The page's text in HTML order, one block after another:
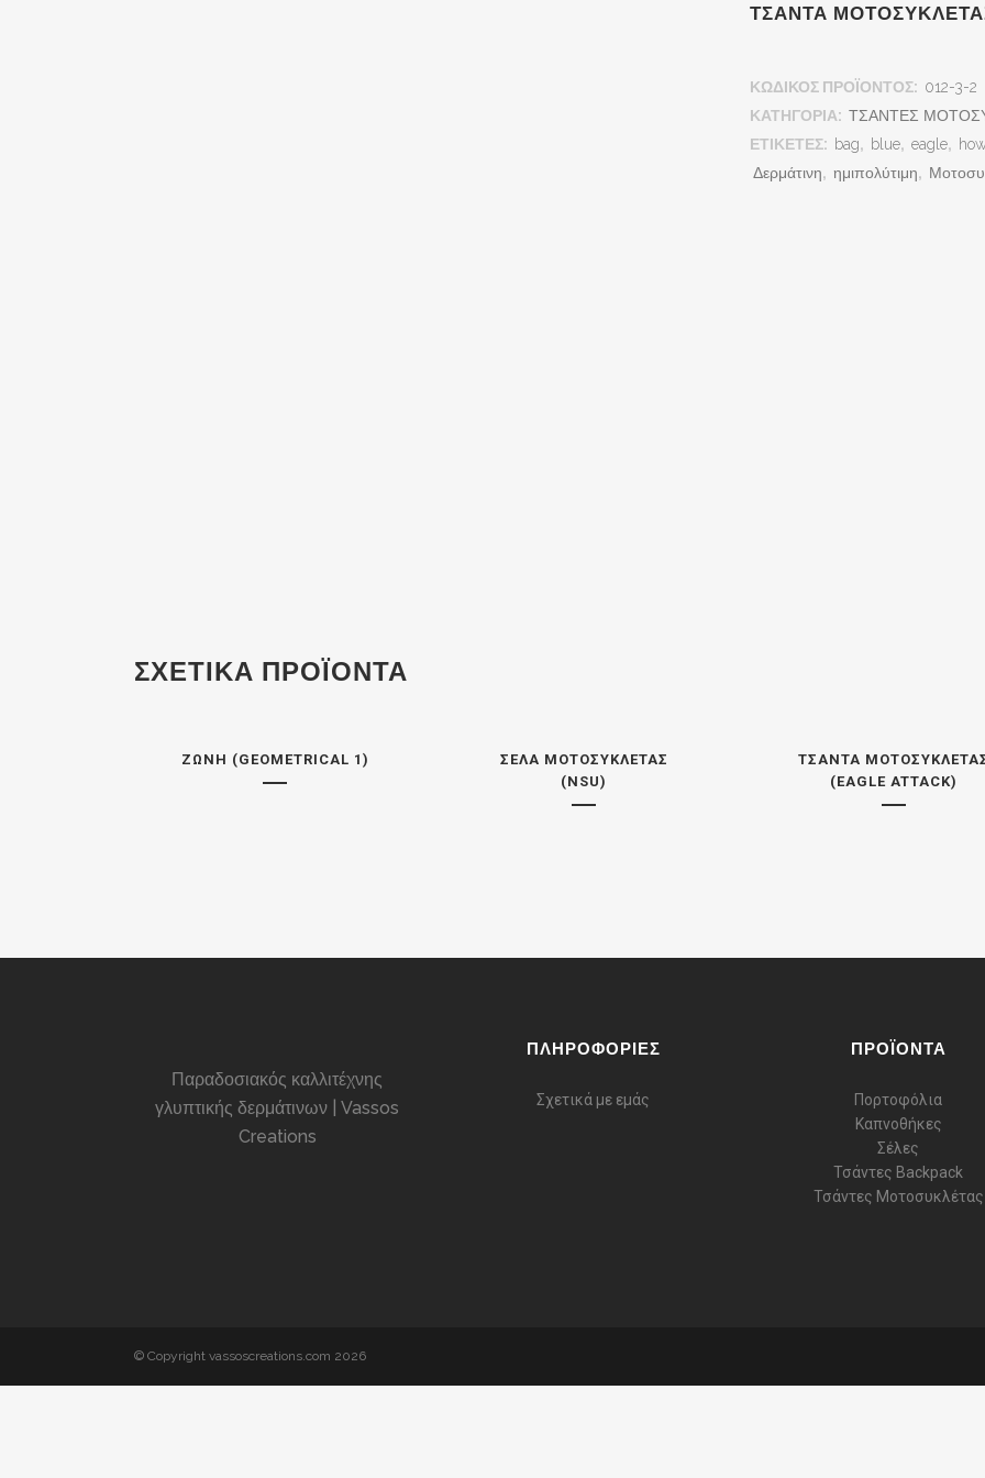
ΤΣΆΝΤΑ
ΚΩΔΙΚΌΣ ΠΡΟΪΌΝΤΟΣ: 012-3-2
ΚΑΤΗΓΟΡΊΑ: ΤΣΑΝΤΕΣ
ΕΤΙΚΈΤΕΣ: bag, blue, eagle,
Δερμάτινη, ημιπολύτιμη,
ΣΧΕΤΙΚΆ ΠΡΟΪΌΝΤΑ
ΖΏΝΗ (GEOMETRICAL 1)
ΣΈΛΑ ΜΟΤΟΣΥΚΛΈΤΑΣ
(NSU)
ΤΣΆΝΤΑ
(EAGLE ATTACK)
Παραδοσιακός καλλιτέχνης
γλυπτικής δερμάτινων | Vassos
Creations
ΠΛΗΡΟΦΟΡΙΕΣ
Σχετικά με εμάς
ΠΡΟΪΟΝΤΑ
Πορτοφόλια
Καπνοθήκες
Σέλες
Τσάντες Backpack
Τσάντες Μοτοσυκλέτας
© Copyright vassoscreations.com 2026